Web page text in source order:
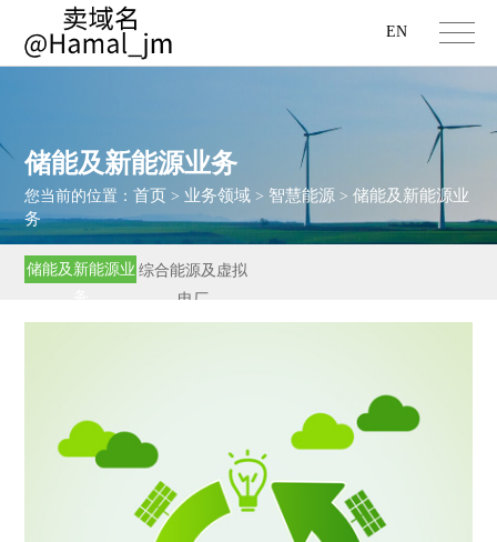
EN
储能及新能源业务
您当前的位置：首页 > 业务领域 > 智慧能源 >储能及新能源业
务
储能及新能源业 综合能源及虚拟
电厂